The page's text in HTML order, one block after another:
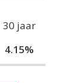
30 jaar
4.15%